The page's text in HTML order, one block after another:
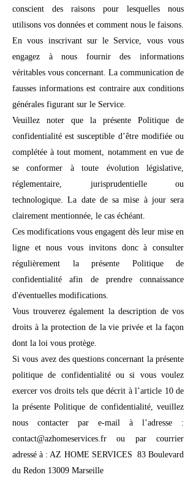
conscient des raisons pour lesquelles nous
utilisons vos données et comment nous le faisons.
En vous inscrivant sur le Service, vous vous
engagez à nous fournir des informations
véritables vous concernant. La communication de
fausses informations est contraire aux conditions
générales figurant sur le Service.
Veuillez noter que la présente Politique de
confidentialité est susceptible d’être modifiée ou
complétée à tout moment, notamment en vue de
se conformer à toute évolution législative,
réglementaire, jurisprudentielle ou
technologique. La date de sa mise à jour sera
clairement mentionnée, le cas échéant.
Ces modifications vous engagent dès leur mise en
ligne et nous vous invitons donc à consulter
régulièrement la présente Politique de
confidentialité afin de prendre connaissance
d'éventuelles modifications.
Vous trouverez également la description de vos
droits à la protection de la vie privée et la façon
dont la loi vous protège.
Si vous avez des questions concernant la présente
politique de confidentialité ou si vous voulez
exercer vos droits tels que décrit à l’article 10 de
la présente Politique de confidentialité, veuillez
nous contacter par e-mail à l’adresse :
contact@azhomeservices.fr ou par courrier
adressé à : AZ HOME SERVICES 83 Boulevard
du Redon 13009 Marseille